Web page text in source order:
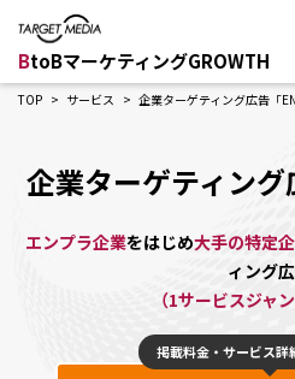
BtoBマーケティングGROWTH
TOP サービス 企業ターゲティング広告「
企業ターゲティング
エンプラ企業をはじめ大手の特定
ィング
（1サービスジャ
掲載料金・サービス詳